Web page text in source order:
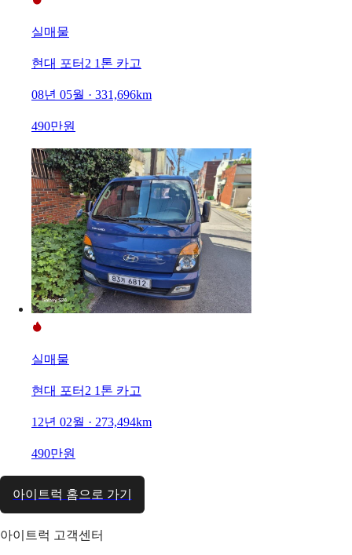
실매물
현대 포터2 1톤 카고
08년 05월 · 331,696km
490만원
실매물
현대 포터2 1톤 카고
12년 02월 · 273,494km
490만원
아이트럭 홈으로 가기
아이트럭 고객센터